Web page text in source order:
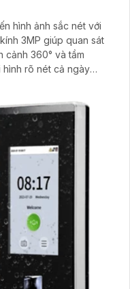
hình ảnh sắc nét với
3MP giúp quan sát
hình rõ nét cả ngày